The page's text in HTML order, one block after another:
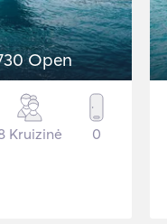
Open
Kruizinė 0